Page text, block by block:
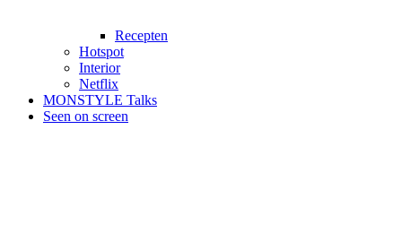
Recepten
Hotspot
Interior
Netflix
MONSTYLE Talks
Seen on screen